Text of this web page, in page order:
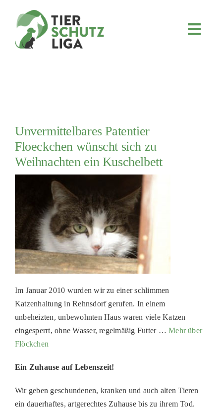
FÖRDERN & VERERBEN
4KIDS
TIERHEIMTIERE
TIERHEIME
PATENSCHAFTEN
HELFER WERDEN
RATGEBER
Unvermittelbares Patentier
Floeckchen wünscht sich zu
Weihnachten ein Kuschelbett
Im Januar 2010 wurden wir zu einer schlimmen
Katzenhaltung in Rehnsdorf gerufen. In einem
unbeheizten, unbewohnten Haus waren viele Katzen
eingesperrt, ohne Wasser, regelmäßig Futter …Mehr über
Flöckchen
Ein Zuhause auf Lebenszeit!
Wir geben geschundenen, kranken und auch alten Tieren
ein dauerhaftes, artgerechtes Zuhause bis zu ihrem Tod.